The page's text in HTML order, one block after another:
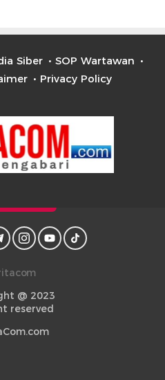
Siber
SOP Wartawan
Privacy Policy
@ 2023
reserved